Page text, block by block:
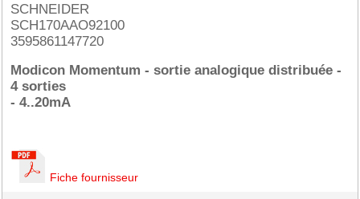
SCHNEIDER
SCH170AAO92100
3595861147720
Modicon Momentum - sortie analogique distribuée -
4 sorties
- 4..20mA
Fiche fournisseur